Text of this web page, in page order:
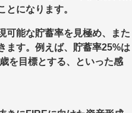
になります。
可能な貯蓄率を見極め、また
ます。例えば、貯蓄率25%は
を目標とする、といった感